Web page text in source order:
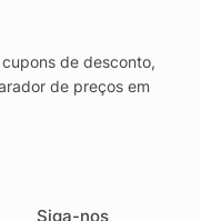
de desconto,
de preços em
Siga-nos